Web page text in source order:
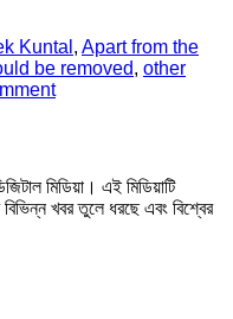
Kuntal , Apart from the
be removed, other
মিডিয়া। এই মিডিয়াটি
খবর তুলে ধরছে এবং বিশ্বের